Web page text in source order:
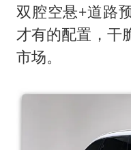
双腔空悬+道路
才有的配置，干
市场。